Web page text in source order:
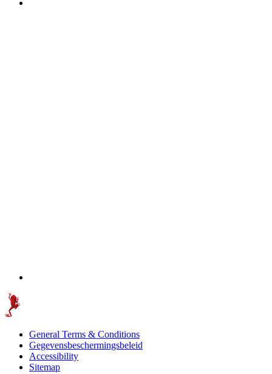
General Terms & Conditions
Gegevensbeschermingsbeleid
Accessibility
Sitemap